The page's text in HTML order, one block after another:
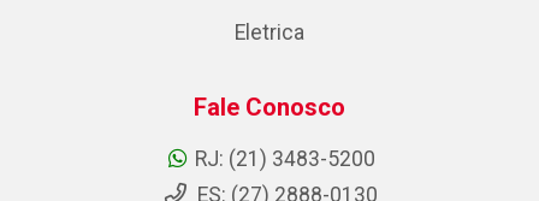
Eletrica
Fale Conosco
RJ: (21) 3483-5200
ES: (27) 2888-0130